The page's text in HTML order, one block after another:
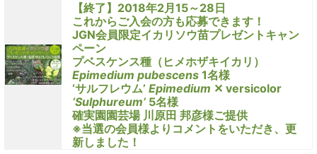
【終了】2018年2月15～28日
これからご入会の方も応募できます！
JGN会員限定イカリソウ苗プレゼントキャン
ペーン
プベスケンス種（ヒメホザキイカリ）
Epimedium pubescens 1名様
‘サルフレウム’ Epimedium ✕ versicolor
‘Sulphureum’ 5名様
確実園園芸場 川原田 邦彦様ご提供
※当選の会員様よりコメントをいただき、更
新しました！